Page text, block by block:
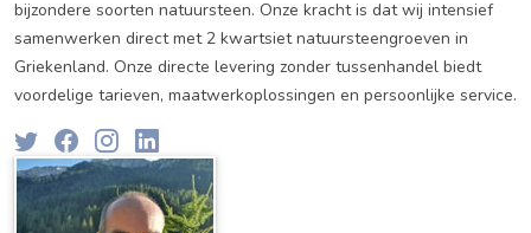
bijzondere soorten natuursteen. Onze kracht is dat wij intensief
samenwerken direct met 2 kwartsiet natuursteengroeven in
Griekenland. Onze directe levering zonder tussenhandel biedt
voordelige tarieven, maatwerkoplossingen en persoonlijke service.